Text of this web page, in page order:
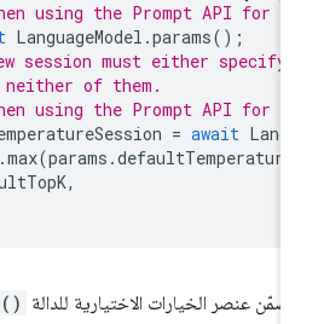
using the Prompt API for
LanguageModel.params
session must either specify
neither of them.
using the Prompt API for
= await
.max(params.defaultTemperature
عنصر الخيارات الاختيارية للدالة